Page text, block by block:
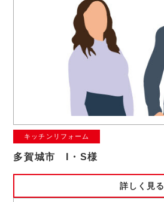
キッチンリフォーム
多賀城市 I・S様
詳しく見る